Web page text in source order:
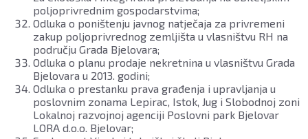
poljoprivrednim gospodarstvima;
Odluka o poništenju javnog natječaja za privremeni
zakup poljoprivrednog zemljišta u vlasništvu RH na
području Grada Bjelovara;
Odluka o planu prodaje nekretnina u vlasništvu Grada
Bjelovara u 2013. godini;
Odluka o prestanku prava građenja i upravljanja u
poslovnim zonama Lepirac, Istok, Jug i Slobodnoj zoni
Lokalnoj razvojnoj agenciji Poslovni park Bjelovar
LORA d.o.o. Bjelovar;